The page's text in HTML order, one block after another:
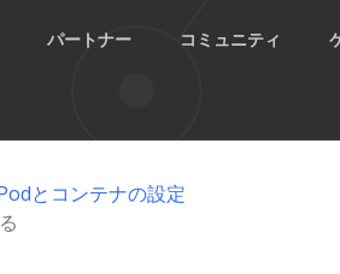
パートナー コミュニティ
とコンテナの設定